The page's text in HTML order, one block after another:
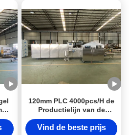
120mm PLC 4000pcs/H de
Productielijn van de
Roomijskegel
Vind de beste prijs